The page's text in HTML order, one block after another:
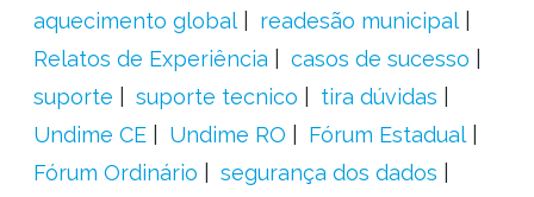
aquecimento global
readesão municipal
Relatos de Experiência
casos de sucesso
suporte
suporte tecnico
tira dúvidas
Undime CE
Undime RO
Fórum Estadual
Fórum Ordinário
segurança dos dados